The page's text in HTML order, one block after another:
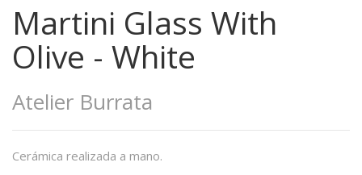
Martini Glass With
Olive - White
Atelier Burrata
Cerámica realizada a mano.